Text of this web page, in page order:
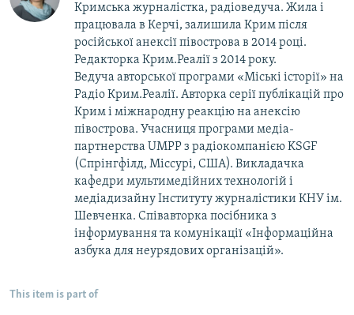
Кримська журналістка, радіоведуча. Жила і
працювала в Керчі, залишила Крим після
російської анексії півострова в 2014 році.
Редакторка Крим.Реалії з 2014 року.
Ведуча авторської програми «Міські історії» на
Радіо Крим.Реалії. Авторка серії публікацій про
Крим і міжнародну реакцію на анексію
півострова. Учасниця програми медіа-
партнерства UMPP з радіокомпанією KSGF
(Спрінгфілд, Міссурі, США). Викладачка
кафедри мультимедійних технологій і
медіадизайну Інституту журналістики КНУ ім.
Шевченка. Співавторка посібника з
інформування та комунікації «Інформаційна
азбука для неурядових організацій».
This item is part of